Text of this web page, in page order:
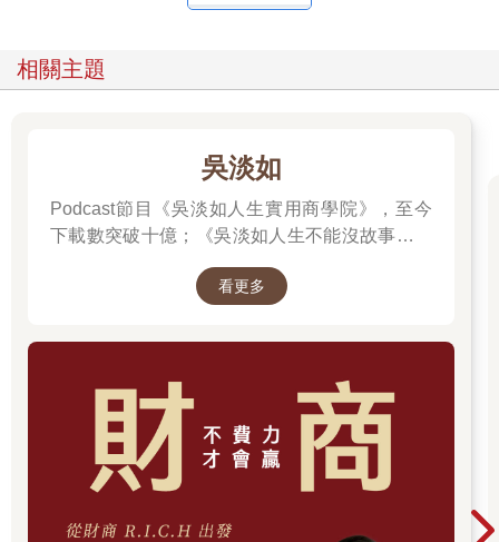
相關主題
吳淡如
Podcast節目《吳淡如人生實用商學院》，至今
下載數突破十億；《吳淡如人生不能沒故事》也
讀歷史中的權力運作與人性選擇，讓看似遙遠的
看更多